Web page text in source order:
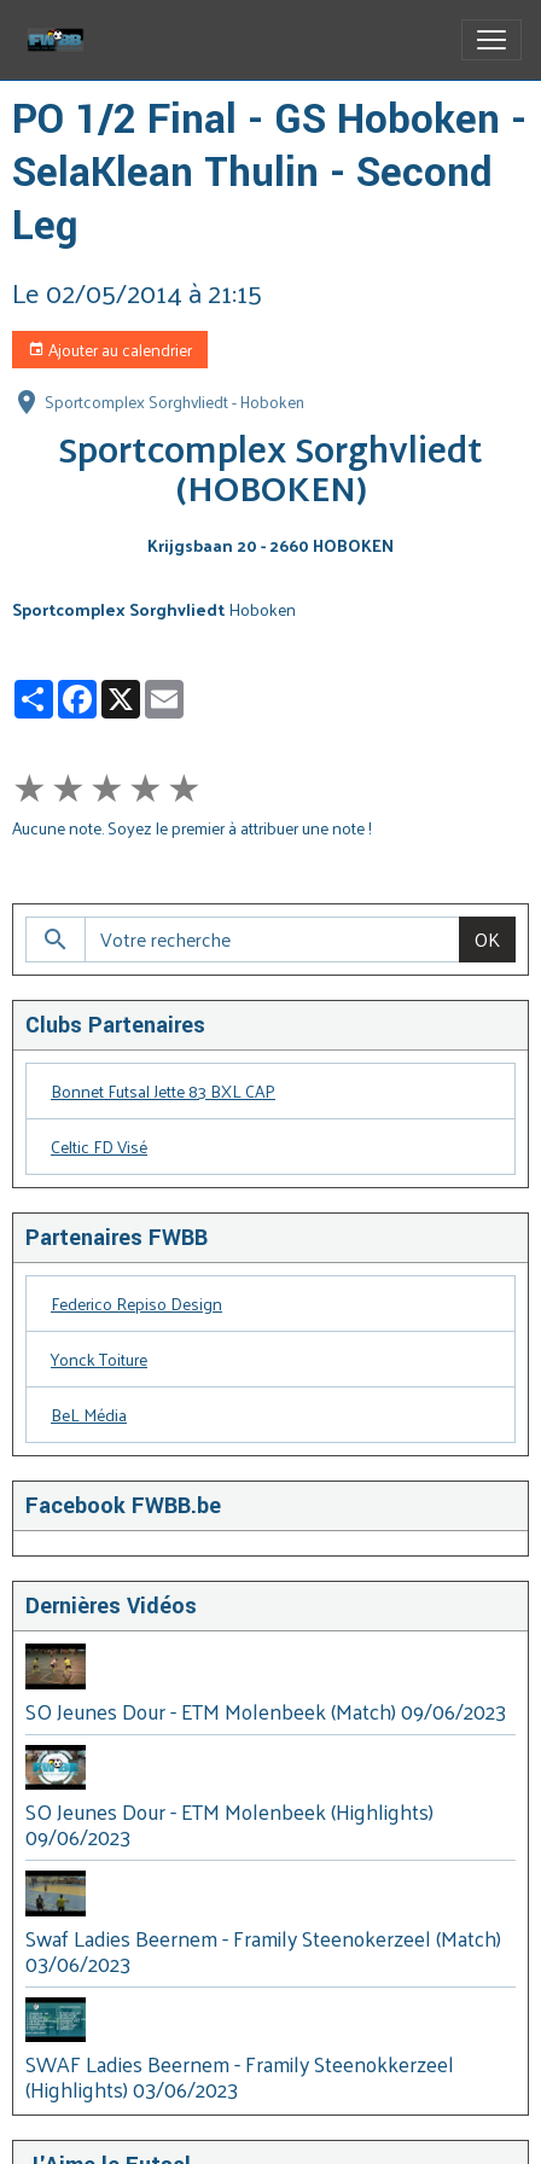
PO 1/2 Final - GS Hoboken -
SelaKlean Thulin - Second
Leg
Le 02/05/2014à 21:15
Ajouter au calendrier
Sportcomplex Sorghvliedt - Hoboken
Sportcomplex Sorghvliedt
(HOBOKEN)
Krijgsbaan 20 - 2660 HOBOKEN
Sportcomplex SorghvliedtHoboken
PartagerFacebook
X
★★★★★
Aucune note. Soyez le premier à attribuer une note !
OK
Clubs Partenaires
Bonnet Futsal Jette 83 BXL CAP
Celtic FD Visé
Partenaires FWBB
Federico Repiso Design
Yonck Toiture
BeL Média
Facebook FWBB.be
Dernières Vidéos
SO Jeunes Dour - ETM Molenbeek (Match) 09/06/2023
SO Jeunes Dour - ETM Molenbeek (Highlights)
09/06/2023
Swaf Ladies Beernem - Framily Steenokerzeel (Match)
03/06/2023
SWAF Ladies Beernem - Framily Steenokkerzeel
(Highlights) 03/06/2023